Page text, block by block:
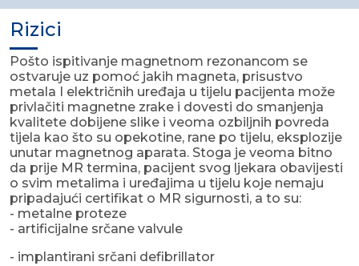
Rizici
Pošto ispitivanje magnetnom rezonancom se
ostvaruje uz pomoć jakih magneta, prisustvo
metala I električnih uređaja u tijelu pacijenta može
privlačiti magnetne zrake i dovesti do smanjenja
kvalitete dobijene slike i veoma ozbiljnih povreda
tijela kao što su opekotine, rane po tijelu, eksplozije
unutar magnetnog aparata. Stoga je veoma bitno
da prije MR termina, pacijent svog ljekara obavijesti
o svim metalima i uređajima u tijelu koje nemaju
pripadajući certifikat o MR sigurnosti, a to su:
- metalne proteze
- artificijalne srčane valvule
- implantirani srčani defibrillator